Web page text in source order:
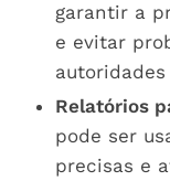
garantir a
e evitar
Relatórios
pode ser
precisas e